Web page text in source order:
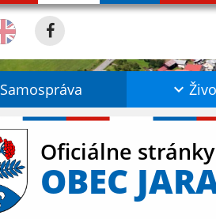
Samospráva
Oficiálne stránky
OBEC